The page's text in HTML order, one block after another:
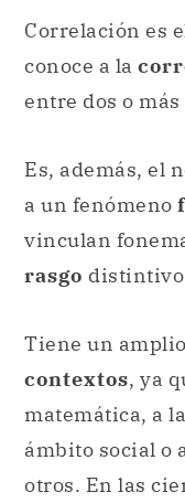
Correlación es
conoce a la
entre dos o más
Es, además, el
a un fenómeno
vinculan
rasgo distintivo
Tiene un
contextos, ya
matemática, a
ámbito social o
otros. En las